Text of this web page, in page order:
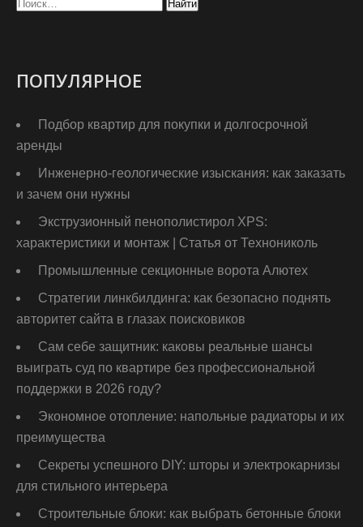
ПОПУЛЯРНОЕ
Подбор квартир для покупки и долгосрочной
аренды
Инженерно-геологические изыскания: как заказать
и зачем они нужны
Экструзионный пенополистирол XPS:
характеристики и монтаж | Статья от Технониколь
Промышленные секционные ворота Алютех
Стратегии линкбилдинга: как безопасно поднять
авторитет сайта в глазах поисковиков
Сам себе защитник: каковы реальные шансы
выиграть суд по квартире без профессиональной
поддержки в 2026 году?
Экономное отопление: напольные радиаторы и их
преимущества
Секреты успешного DIY: шторы и электрокарнизы
для стильного интерьера
Строительные блоки: как выбрать бетонные блоки